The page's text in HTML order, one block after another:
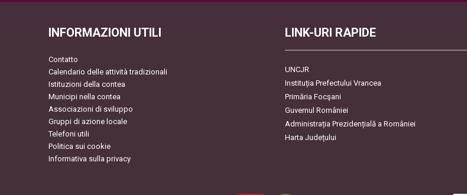
INFORMAZIONI UTILI
Contatto
Calendario delle attività tradizionali
Istituzioni della contea
Municipi nella contea
Associazioni di sviluppo
Gruppi di azione locale
Telefoni utili
Politica sui cookie
Informativa sulla privacy
LINK-URI RAPIDE
UNCJR
Instituția Prefectului Vrancea
Primăria Focşani
Guvernul României
Administrația Prezidențială a României
Harta Județului